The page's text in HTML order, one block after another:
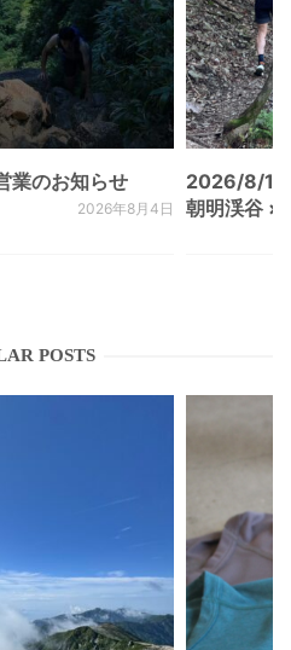
業のお知らせ
2026年8月4日
2026/8/
朝明渓谷 ×
POSTS